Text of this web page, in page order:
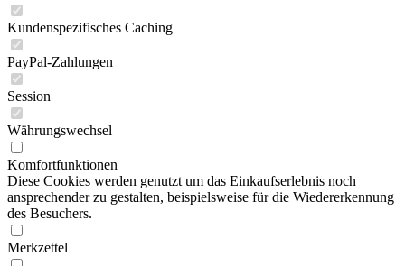
Kundenspezifisches Caching
PayPal-Zahlungen
Session
Währungswechsel
Komfortfunktionen
Diese Cookies werden genutzt um das Einkaufserlebnis noch
ansprechender zu gestalten, beispielsweise für die Wiedererkennung
des Besuchers.
Merkzettel